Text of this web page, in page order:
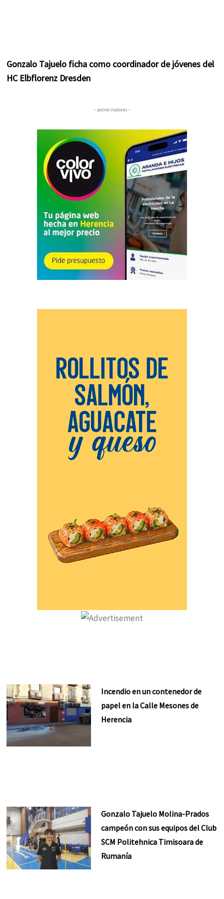
Gonzalo Tajuelo ficha como coordinador de jóvenes del
HC Elbflorenz Dresden
– patrocinadores –
Incendio en un contenedor de
papel en la Calle Mesones de
Herencia
Gonzalo Tajuelo Molina-Prados
campeón con sus equipos del Club
SCM Politehnica Timisoara de
Rumanía